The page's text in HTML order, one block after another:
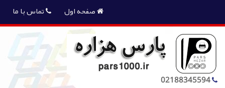
صفحه اول تماس با ما
02188345594